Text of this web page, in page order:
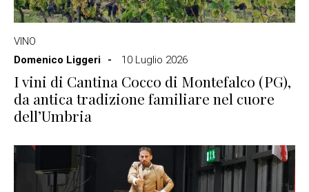
VINO
Domenico Liggeri
10 Luglio 2026
I vini di Cantina Cocco di Montefalco (PG),
da antica tradizione familiare nel cuore
dell’Umbria